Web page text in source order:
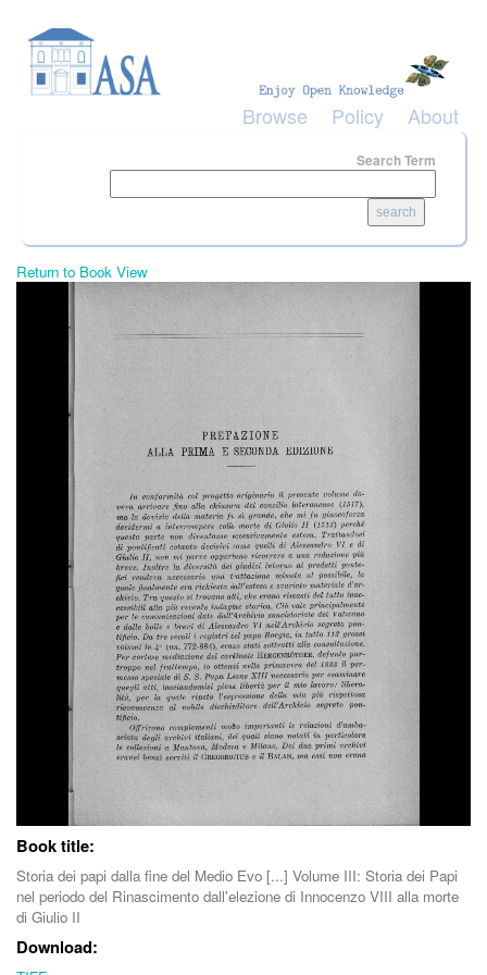
Browse Policy About
Search Term
Return to Book View
Book title:
Storia dei papi dalla fine del Medio Evo [...] Volume III: Storia dei Papi
nel periodo del Rinascimento dall'elezione di Innocenzo VIII alla morte
di Giulio II
Download: